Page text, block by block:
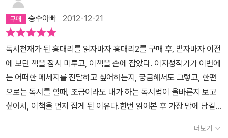
도와 주세요.' 눈을 질끈 감고 서둘러 그 앞을 지나쳤다. 지하철 계단
은 끝 없이 길기만 했다.서늘한 기운이 느껴져 문득 뒤를 돌아보았다.
남자와 눈이 마주쳤다. 소스라치게 놀라 하마터면 비명을 지를 뻔했
다. '나와 꼭 닮은 얼굴이 아닌가 ' 감사합니다. (제네시스 드림)
서의 본질은 잊어버린 채 정해진 할당량이나 채우려는 마음에 쉬운
책만 골라 읽게 되죠. 사람들과의 대화에 뒤떨어지지 않기 위해 베스
트셀러만 읽기도 하구요. 또 자칫 뇌를 깨우는 책이 아니라 잠들게 하
는 감각적인 책만 읽을 위험도 있어요. 게임에 중독되듯 가짜 독서에
도 쉽게 중독되거든요.p.69독서는 단순히 글자를 읽는 것과는 달라
요. 어느 시점에서는 다독도 중요하죠. 하지만 그것보다 더 중요한 건
독서를 통해 생각을 변화시키고, 행동을 바꾸고 자신이 품었던 꿈을
현실로 만들어 내는 거에요.p.71˝한 권의 책은 우리 안에 얼어붙은 바
다를 부수는 도끼여야 한다.˝ - 카프카p.77독서는 명사가 아니라 동
승수아빠 2012-12-21
독서천재가 된 홍대리를 읽자마자 홍대리2를 구매 후, 받자마자 이전
에 보던 책을 잠시 미루고, 이책을 손에 잡았다. 이지성작가가 이번에
는 어떠한 메세지를 전달하고 싶어하는지, 궁금해서도 그렇고, 한편
으로는 독서를 할때, 조금이라도 내가 하는 독서법이 올바른지 보고
싶어서, 이책을 먼저 잡게 된 이유다.한번 읽어본 후 가장 맘에 담길
서의 독서법으로 앞으로 나아갈 수 있는 밑바탕을 다졌다면, 이제는
더보기